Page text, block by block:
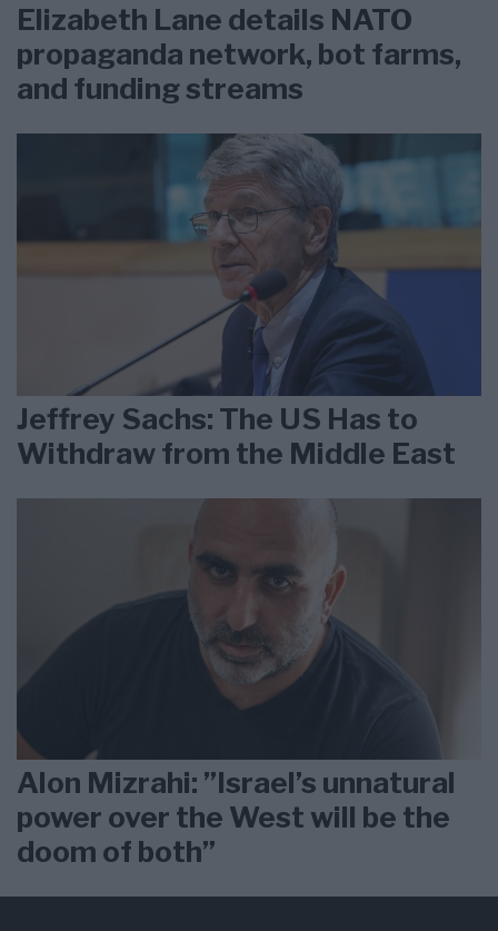
Elizabeth Lane details NATO
propaganda network, bot farms,
and funding streams
Jeffrey Sachs: The US Has to
Withdraw from the Middle East
Alon Mizrahi: ”Israel’s unnatural
power over the West will be the
doom of both”